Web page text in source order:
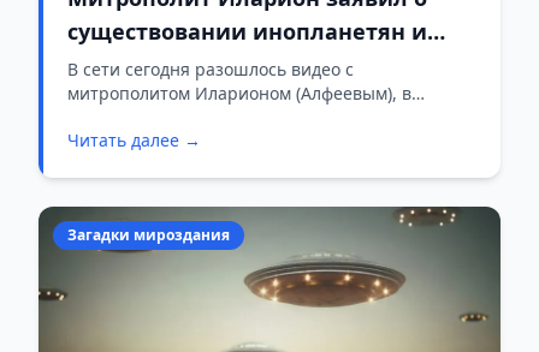
существовании инопланетян и
назвал их Ангелами Божиими
В сети сегодня разошлось видео с
митрополитом Иларионом (Алфеевым), в
Божиими.
Читать далее →
Загадки мироздания